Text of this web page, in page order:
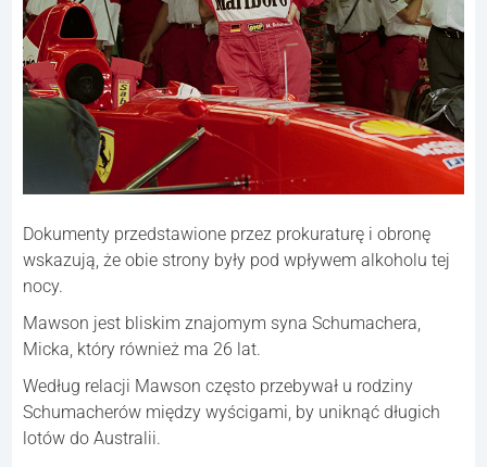
Dokumenty przedstawione przez prokuraturę i obronę
wskazują, że obie strony były pod wpływem alkoholu tej
nocy.
Mawson jest bliskim znajomym syna Schumachera,
Micka, który również ma 26 lat.
Według relacji Mawson często przebywał u rodziny
Schumacherów między wyścigami, by uniknąć długich
lotów do Australii.